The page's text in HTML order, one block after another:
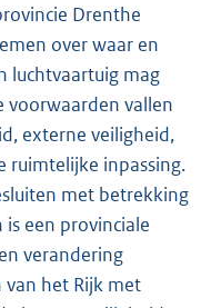
Drenthe
over waar en
luchtvaartuig mag
voorwaarden vallen
externe veiligheid,
ruimtelijke inpassing.
met betrekking
een provinciale
verandering
het Rijk met